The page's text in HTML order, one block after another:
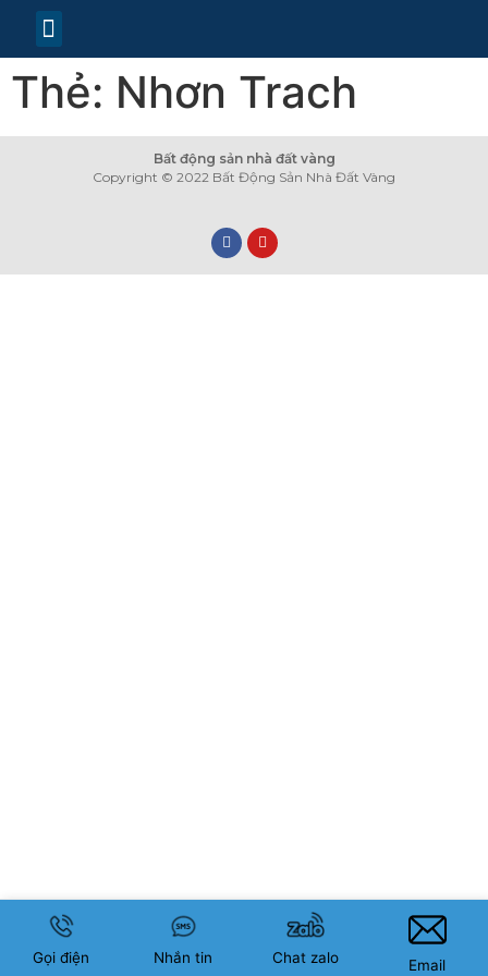
Thẻ: Nhơn Trach
Bất động sản nhà đất vàng
Copyright © 2022 Bất Động Sản Nhà Đất Vàng
Gọi điện Nhắn tin Chat zalo Email